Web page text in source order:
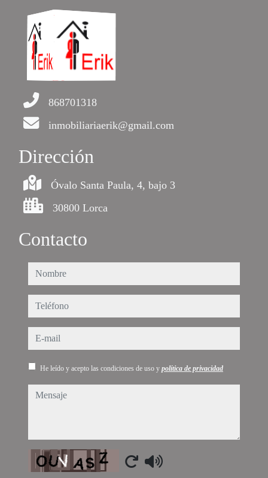
868701318
inmobiliariaerik@gmail.com
Dirección
Óvalo Santa Paula, 4, bajo 3
30800 Lorca
Contacto
nombre
teléfono
e-mail
He leído y acepto las condiciones de uso y política de privacidad
mensaje
Captcha